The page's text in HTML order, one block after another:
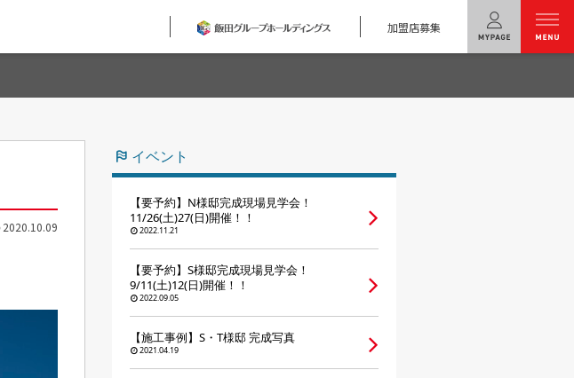
加盟店募集
テクノロジー
建築実例
モデルハウス
シミュレーション
2020.10.09
イベント
【要予約】N様邸完成現場見学会！
11/26(土)27(日)開催！！
2022.11.21
【要予約】S様邸完成現場見学会！
9/11(土)12(日)開催！！
2022.09.05
【施工事例】S・T様邸 完成写真
2021.04.19